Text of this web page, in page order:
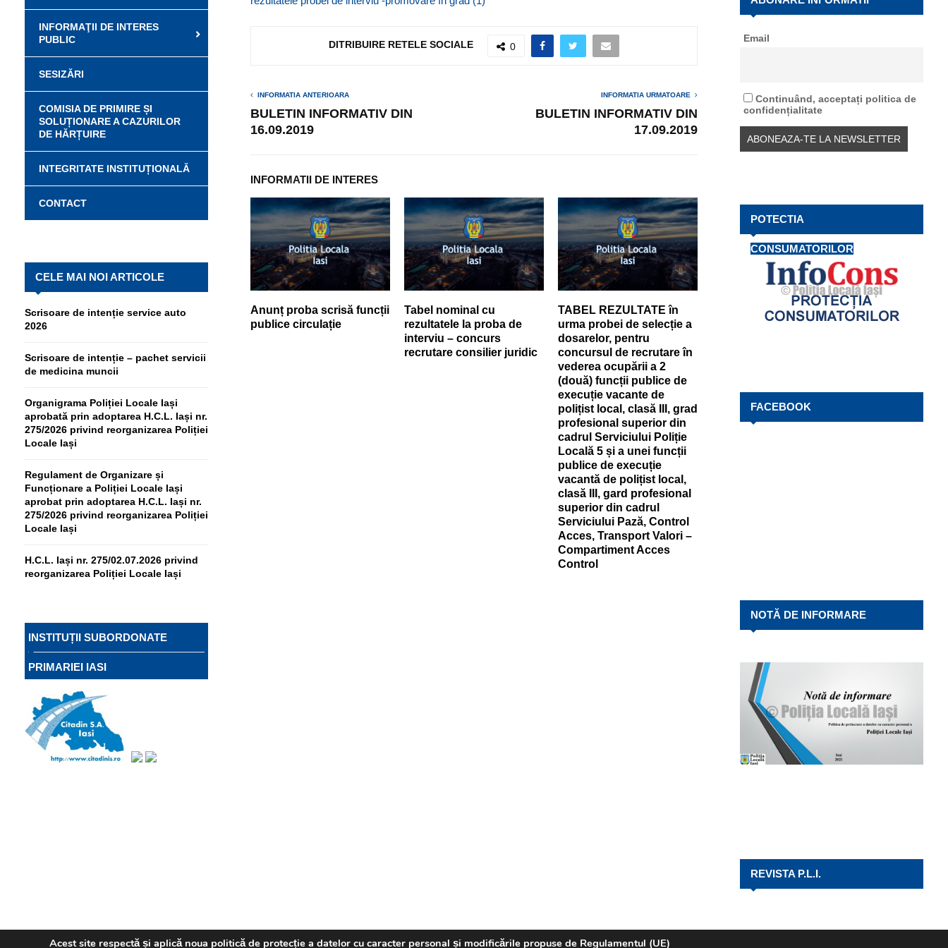
DITRIBUIRE RETELE SOCIALE 0
INFORMATIA ANTERIOARA
BULETIN INFORMATIV DIN
16.09.2019
INFORMATIA URMATOARE
BULETIN INFORMATIV DIN
17.09.2019
INFORMATII DE INTERES
Anunț proba scrisă funcții
publice circulație
Tabel nominal cu
rezultatele la proba de
interviu – concurs
recrutare consilier juridic
TABEL REZULTATE în
urma probei de selecție a
dosarelor, pentru
concursul de recrutare în
vederea ocupării a 2
(două) funcții publice de
execuție vacante de
polițist local, clasă III, grad
profesional superior din
cadrul Serviciului Poliție
Locală 5 și a unei funcții
publice de execuție
vacantă de polițist local,
clasă III, gard profesional
superior din cadrul
Serviciului Pază, Control
Acces, Transport Valori –
Compartiment Acces
Control
INFORMAŢII DE INTERES
PUBLIC
SESIZĂRI
COMISIA DE PRIMIRE ȘI
SOLUȚIONARE A CAZURILOR
DE HĂRȚUIRE
INTEGRITATE INSTITUȚIONALĂ
CONTACT
CELE MAI NOI ARTICOLE
Scrisoare de intenție service auto
2026
Scrisoare de intenție – pachet servicii
de medicina muncii
Organigrama Poliției Locale Iași
aprobată prin adoptarea H.C.L. Iași nr.
275/2026 privind reorganizarea Poliției
Locale Iași
Regulament de Organizare și
Funcționare a Poliției Locale Iași
aprobat prin adoptarea H.C.L. Iași nr.
275/2026 privind reorganizarea Poliției
Locale Iași
H.C.L. Iași nr. 275/02.07.2026 privind
reorganizarea Poliției Locale Iași
INSTITUȚII SUBORDONATE
PRIMARIEI IASI
A
H
Email
Continuând, acceptați politica de
confidențialitate
POTECTIA
CONSUMATORILOR
FACEBOOK
NOTĂ DE INFORMARE
REVISTA P.L.I.
Acest site respectă și aplică noua politică de protecție a datelor cu caracter personal și modificările propuse de Regulamentul (UE)